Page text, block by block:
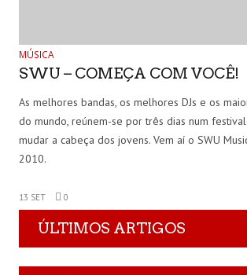
MÚSICA
SWU – COMEÇA COM VOCÊ!
As melhores bandas, os melhores DJs e os
do mundo, reúnem-se por três dias num
mudar a cabeça dos jovens. Vem aí o SWU
2010.
13 SET 0
ÚLTIMOS ARTIGOS